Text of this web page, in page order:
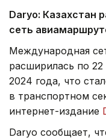
Daryo: Казахстан
сеть
Международная
расширилась по 22
2024 года, что
в транспортном
интернет-издание
Daryo сообщает,